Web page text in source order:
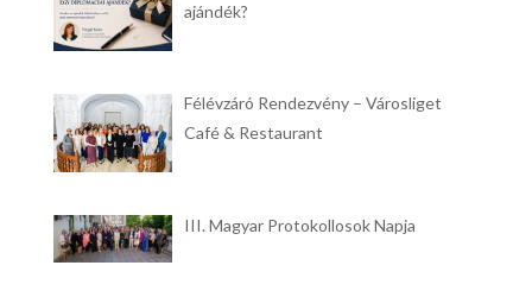
ajándék?
Félévzáró Rendezvény – Városliget
Café & Restaurant
III. Magyar Protokollosok Napja